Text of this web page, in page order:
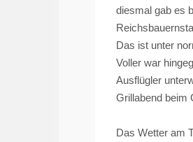
diesmal gab es
Das ist unter
Voller war
Ausflügler
Grillabend beim
Das Wetter am